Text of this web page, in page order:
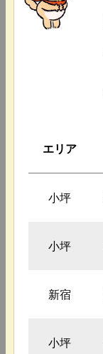
エリア
小坪
小坪
新宿
小坪